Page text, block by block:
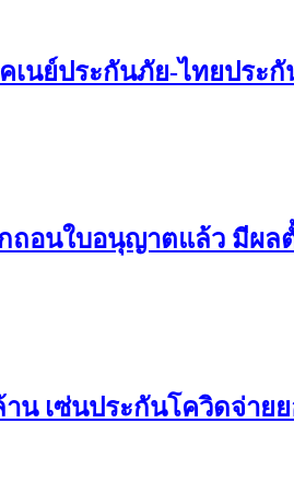
นย์ประกันภัย-ไทยประกั
ถอนใบอนุญาตแล้ว มีผล
าน เซ่นประกันโควิดจ่าย